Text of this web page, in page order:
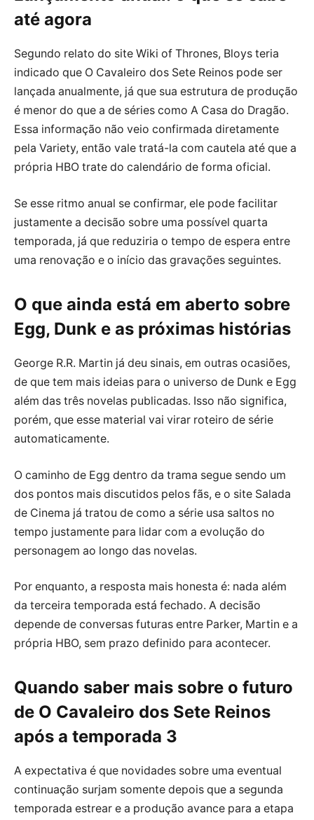
até agora
Segundo relato do site Wiki of Thrones, Bloys teria
indicado que O Cavaleiro dos Sete Reinos pode ser
lançada anualmente, já que sua estrutura de produção
é menor do que a de séries como A Casa do Dragão.
Essa informação não veio confirmada diretamente
pela Variety, então vale tratá-la com cautela até que a
própria HBO trate do calendário de forma oficial.
Se esse ritmo anual se confirmar, ele pode facilitar
justamente a decisão sobre uma possível quarta
temporada, já que reduziria o tempo de espera entre
uma renovação e o início das gravações seguintes.
O que ainda está em aberto sobre
Egg, Dunk e as próximas histórias
George R.R. Martin já deu sinais, em outras ocasiões,
de que tem mais ideias para o universo de Dunk e Egg
além das três novelas publicadas. Isso não significa,
porém, que esse material vai virar roteiro de série
automaticamente.
O caminho de Egg dentro da trama segue sendo um
dos pontos mais discutidos pelos fãs, e o site Salada
de Cinema já tratou de como a série usa saltos no
tempo justamente para lidar com a evolução do
personagem ao longo das novelas.
Por enquanto, a resposta mais honesta é: nada além
da terceira temporada está fechado. A decisão
depende de conversas futuras entre Parker, Martin e a
própria HBO, sem prazo definido para acontecer.
Quando saber mais sobre o futuro
de O Cavaleiro dos Sete Reinos
após a temporada 3
A expectativa é que novidades sobre uma eventual
continuação surjam somente depois que a segunda
temporada estrear e a produção avance para a etapa